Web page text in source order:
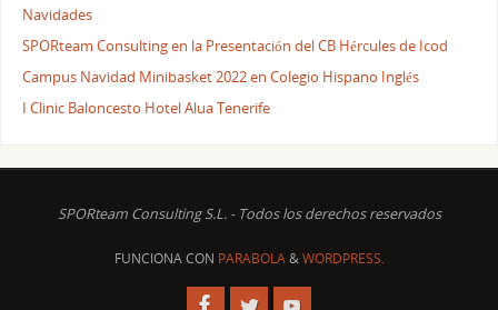
Navidades
SPORteam Consulting en la Presentación del CB Hércules de Icod
Campus Navidad Minibasket 2022 en Colegio Hispano Inglés
I Clinic Baloncesto Hotel Alua Tenerife
SPORteam Consulting S.L. - Todos los derechos reservados
FUNCIONA CON PARABOLA&WORDPRESS.